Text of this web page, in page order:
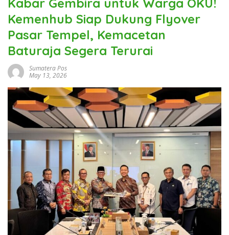
Kemenhub Siap Dukung Flyover
Pasar Tempel, Kemacetan
Baturaja Segera Terurai
Sumatera Pos
May 13, 2026